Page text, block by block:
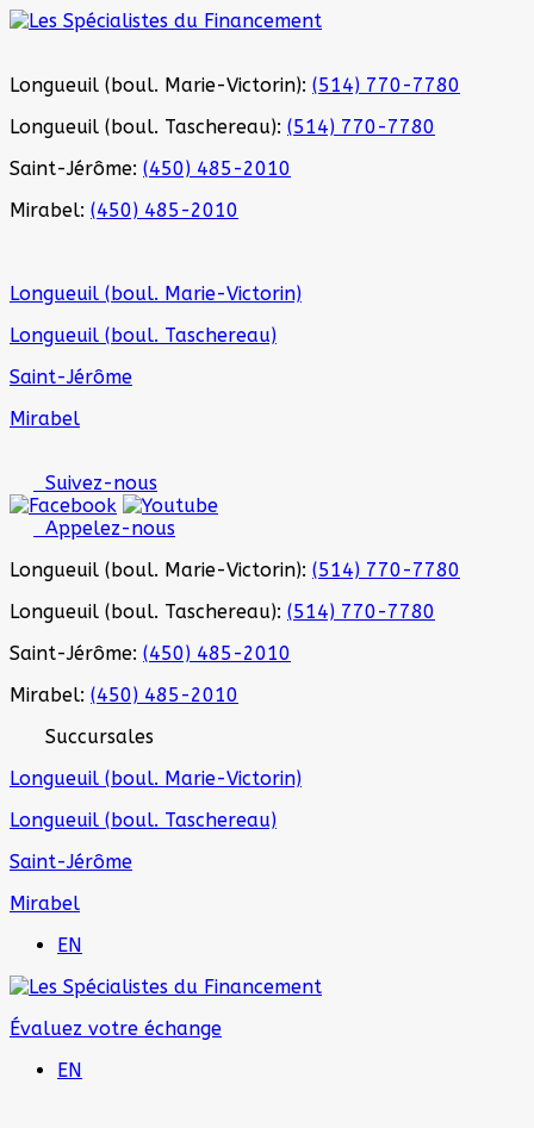
Longueuil (boul. Marie-Victorin): (514) 770-7780
Longueuil (boul. Taschereau): (514) 770-7780
Saint-Jérôme: (450) 485-2010
Mirabel: (450) 485-2010
Longueuil (boul. Marie-Victorin)
Longueuil (boul. Taschereau)
Saint-Jérôme
Mirabel
Suivez-nous
Appelez-nous
Longueuil (boul. Marie-Victorin): (514) 770-7780
Longueuil (boul. Taschereau): (514) 770-7780
Saint-Jérôme: (450) 485-2010
Mirabel: (450) 485-2010
Succursales
Longueuil (boul. Marie-Victorin)
Longueuil (boul. Taschereau)
Saint-Jérôme
Mirabel
EN
Évaluez votre échange
EN